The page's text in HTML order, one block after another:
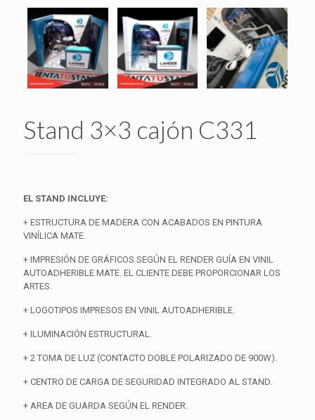
Stand 3×3 cajón C331
EL STAND INCLUYE:
+ ESTRUCTURA DE MADERA CON ACABADOS EN PINTURA
VINÍLICA MATE.
+ IMPRESIÓN DE GRÁFICOS SEGÚN EL RENDER GUÍA EN VINIL
AUTOADHERIBLE MATE. EL CLIENTE DEBE PROPORCIONAR LOS
ARTES.
+ LOGOTIPOS IMPRESOS EN VINIL AUTOADHERIBLE.
+ ILUMINACIÓN ESTRUCTURAL.
+ 2 TOMA DE LUZ (CONTACTO DOBLE POLARIZADO DE 900W).
+ CENTRO DE CARGA DE SEGURIDAD INTEGRADO AL STAND.
+ AREA DE GUARDA SEGÚN EL RENDER.